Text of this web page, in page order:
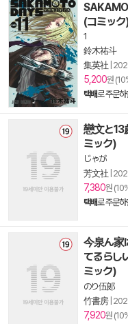
(コミッ
1
鈴木祐斗
集英社
5,200원
택배로 주문하
戀文と13
ミック)
じゃが
芳文社
7,380원
택배로 주문하
今泉ん家
てるらし
ミック)
のり伍郞
竹書房|
7,920원